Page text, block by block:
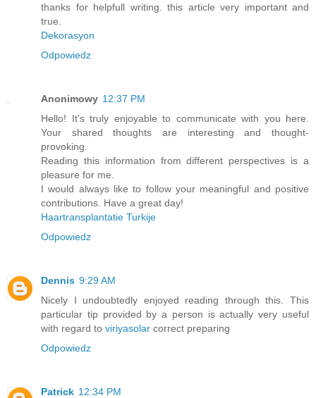
thanks for helpfull writing. this article very important and
true.
Dekorasyon
Odpowiedz
Anonimowy 12:37 PM
Hello! It's truly enjoyable to communicate with you here.
Your shared thoughts are interesting and thought-
provoking.
Reading this information from different perspectives is a
pleasure for me.
I would always like to follow your meaningful and positive
contributions. Have a great day!
Haartransplantatie Turkije
Odpowiedz
Dennis 9:29 AM
Nicely I undoubtedly enjoyed reading through this. This
particular tip provided by a person is actually very useful
with regard to viriyasolar correct preparing
Odpowiedz
Patrick 12:34 PM